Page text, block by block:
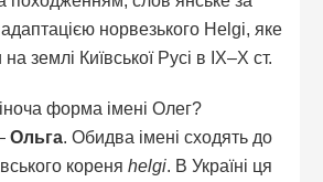
норвезького Helgi, яке
землі Київської Русі в IX–X ст.
форма імені Олег?
Ольга. Обидва імені сходять до
кореняhelgi. В Україні ця